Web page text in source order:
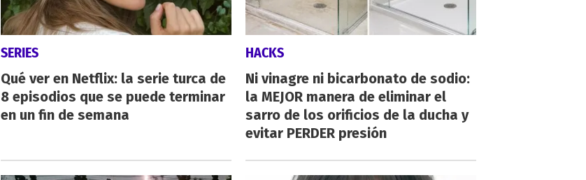
SERIES
Qué ver en Netflix: la serie turca de
8 episodios que se puede terminar
en un fin de semana
HACKS
Ni vinagre ni bicarbonato de sodio:
la MEJOR manera de eliminar el
sarro de los orificios de la ducha y
evitar PERDER presión